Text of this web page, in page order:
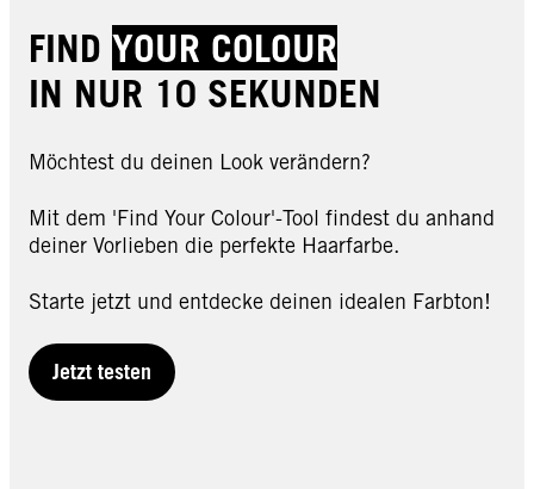
FIND YOUR COLOUR
IN NUR 10 SEKUNDEN
Möchtest du deinen Look verändern?
Mit dem 'Find Your Colour'-Tool findest du anhand
deiner Vorlieben die perfekte Haarfarbe.
Starte jetzt und entdecke deinen idealen Farbton!
Jetzt testen